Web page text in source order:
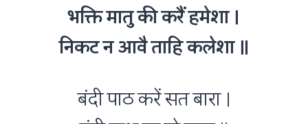
भक्ति मातु की करैं हमेशा ।
निकट न आवै ताहि कलेशा ॥
बंदी पाठ करें सत बारा ।